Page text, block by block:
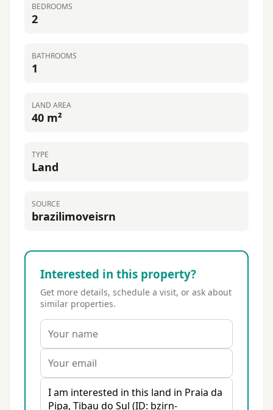
BEDROOMS
2
BATHROOMS
1
LAND AREA
40 m²
TYPE
Land
SOURCE
brazilimoveisrn
Interested in this property?
Get more details, schedule a visit, or ask about
similar properties.